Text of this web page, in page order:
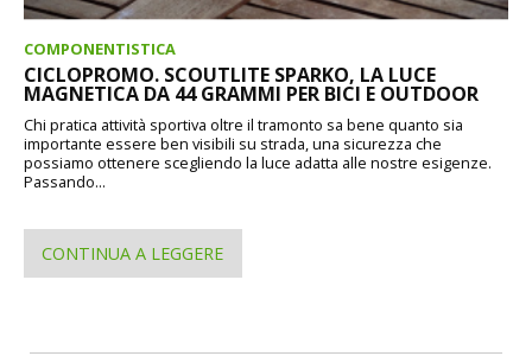
COMPONENTISTICA
CICLOPROMO. SCOUTLITE SPARKO, LA LUCE
MAGNETICA DA 44 GRAMMI PER BICI E OUTDOOR
Chi pratica attività sportiva oltre il tramonto sa bene quanto sia
importante essere ben visibili su strada, una sicurezza che
possiamo ottenere scegliendo la luce adatta alle nostre esigenze.
Passando...
CONTINUA A LEGGERE